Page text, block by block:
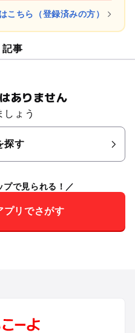
こちら（登録済みの方）
記事
ありません
しょう
探す
で見られる！
プリでさがす